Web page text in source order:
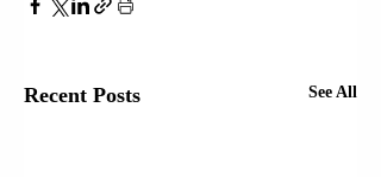
Recent Posts See All